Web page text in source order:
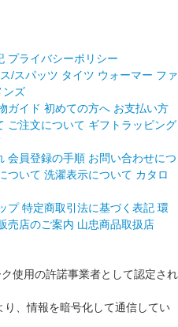
プライバシーポリシー
/スパッツ タイツ ウォーマー ファ
ンズ
ガイド 初めての方へ お支払い方
ご注文について ギフトラッピング
会員登録の手順 お問い合わせにつ
ついて 洗濯表示について カタロ
プ 特定商取引法に基づく表記 環
売店のご案内 山忠商品取扱店
使用の許諾事業者として認定され
、情報を暗号化して通信してい